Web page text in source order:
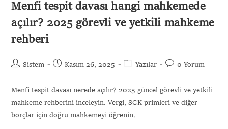
Menfi tespit davası hangi mahkemede
açılır? 2025 görevli ve yetkili mahkeme
rehberi
Sistem Kasım 26, 2025 Yazılar 0 Yorum
Menfi tespit davası nerede açılır? 2025 güncel görevli ve yetkili
mahkeme rehberini inceleyin. Vergi, SGK primleri ve diğer
borçlar için doğru mahkemeyi öğrenin.